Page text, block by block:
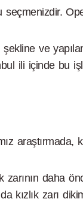
ve
ili içinde bu
araştırmada,
daha
kızlık zarı